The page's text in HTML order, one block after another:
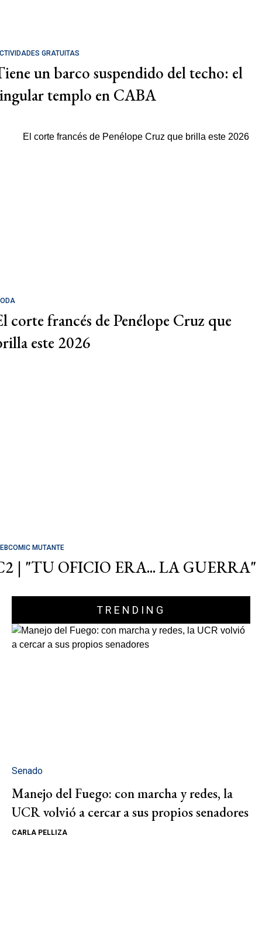
GRATUITAS
un barco suspendido del techo: el
templo en CABA
corte francés de Penélope Cruz que
este 2026
MUTANTE
| "TU OFICIO ERA... LA GUERRA"
TRENDING
Senado
Manejo del Fuego: con marcha y redes, la
UCR volvió a cercar a sus propios senadores
CARLA PELLIZA